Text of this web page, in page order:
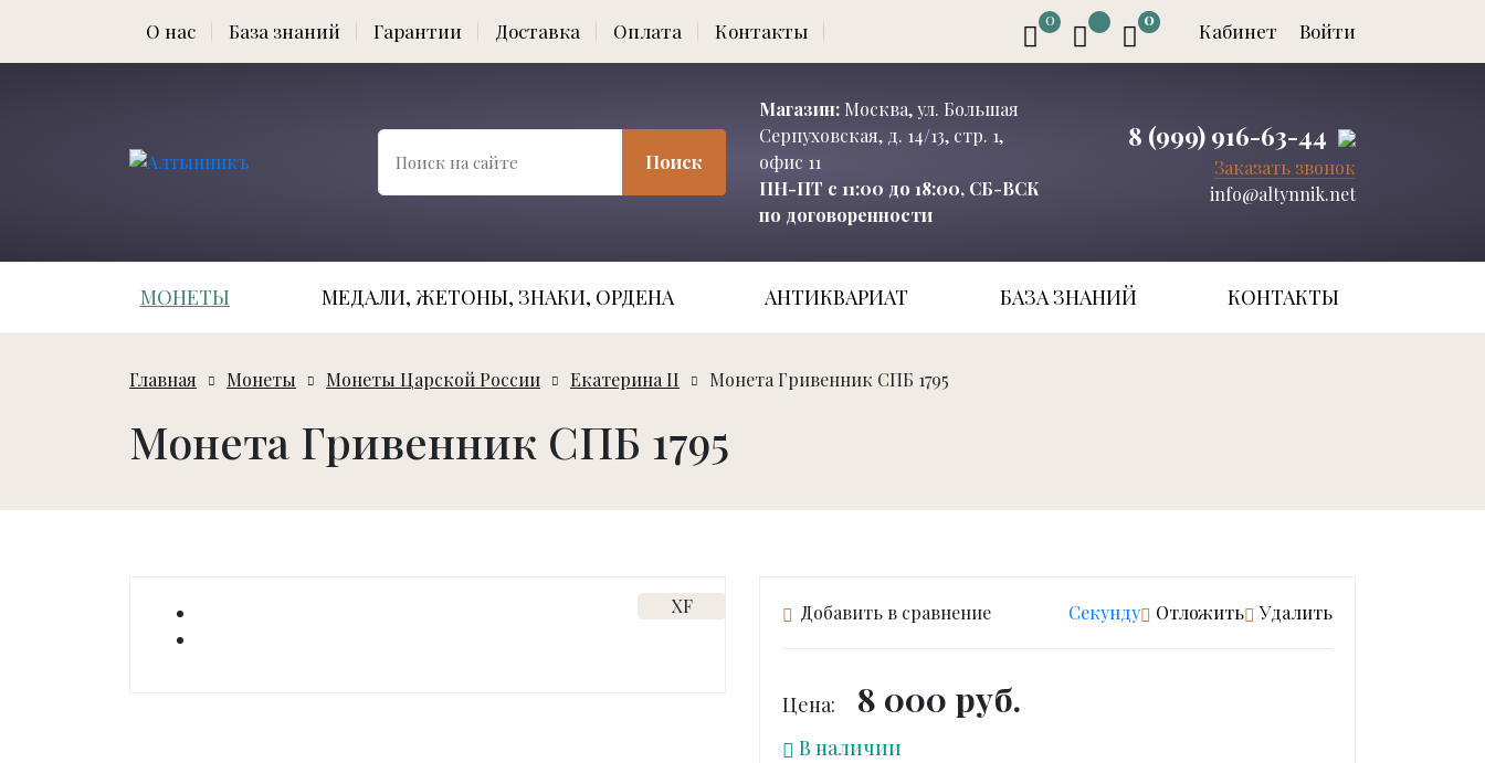
О нас База знаний Гарантии Доставка Оплата Контакты 0 0
0 Кабинет Войти
Поиск
Магазин: Москва, ул. Большая
Серпуховская, д. 14/13, стр. 1,
офис 11
ПН-ПТ с 11:00 до 18:00, СБ-ВСК
по договоренности
8 (999) 916-63-44
Заказать звонок
info@altynnik.net
МОНЕТЫ МЕДАЛИ, ЖЕТОНЫ, ЗНАКИ, ОРДЕНА АНТИКВАРИАТ БАЗА ЗНАНИЙ КОНТАКТЫ
Главная Монеты Монеты Царской России Екатерина II Монета Гривенник СПБ 1795
Монета Гривенник СПБ 1795
XF Добавить в сравнение Cекунду Отложить Удалить
Цена: 8 000 руб.
В наличии